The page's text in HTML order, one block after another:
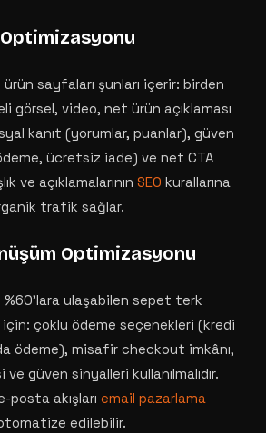
sayfaları şunları içerir: birden
görsel, video, net ürün açıklaması
kanıt (yorumlar, puanlar), güven
ücretsiz iade) ve net CTA
ve açıklamalarının SEO kurallarına
trafik sağlar.
Optimizasyonu
ulaşabilen sepet terk
için: çoklu ödeme seçenekleri (kredi
ödeme), misafir checkout imkânı,
güven sinyalleri kullanılmalıdır.
posta akışları email pazarlama
edilebilir.